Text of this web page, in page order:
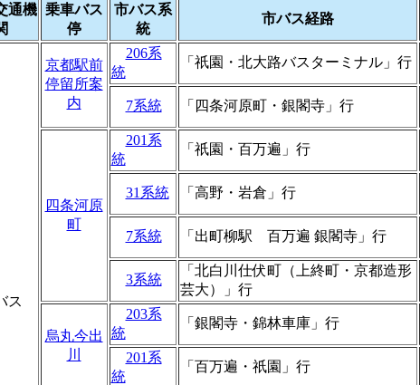
通機 乗車バス
停
市バス系
統
市バス経路
ス
京都駅前
停留所案
内
206系
統
「祇園・北大路バスターミナル」行
7系統 「四条河原町・銀閣寺」行
四条河原
町
201系
統
「祇園・百万遍」行
31系統 「高野・岩倉」行
7系統 「出町柳駅 百万遍 銀閣寺」行
3系統
「北白川仕伏町（上終町・京都造形
芸大）」行
烏丸今出
川
203系
統
「銀閣寺・錦林車庫」行
201系
統
「百万遍・祇園」行